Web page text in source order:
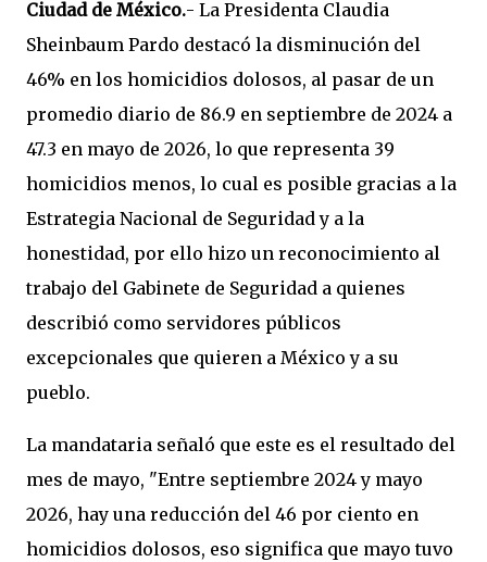
Ciudad de México.- La Presidenta Claudia
Sheinbaum Pardo destacó la disminución del
46% en los homicidios dolosos, al pasar de un
promedio diario de 86.9 en septiembre de 2024 a
47.3 en mayo de 2026, lo que representa 39
homicidios menos, lo cual es posible gracias a la
Estrategia Nacional de Seguridad y a la
honestidad, por ello hizo un reconocimiento al
trabajo del Gabinete de Seguridad a quienes
describió como servidores públicos
excepcionales que quieren a México y a su
pueblo.
La mandataria señaló que este es el resultado del
mes de mayo, "Entre septiembre 2024 y mayo
2026, hay una reducción del 46 por ciento en
homicidios dolosos, eso significa que mayo tuvo